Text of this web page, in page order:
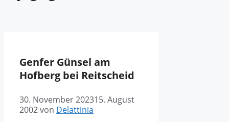
Genfer Günsel am
Hofberg bei Reitscheid
30. November 202315. August
2002von Delattinia